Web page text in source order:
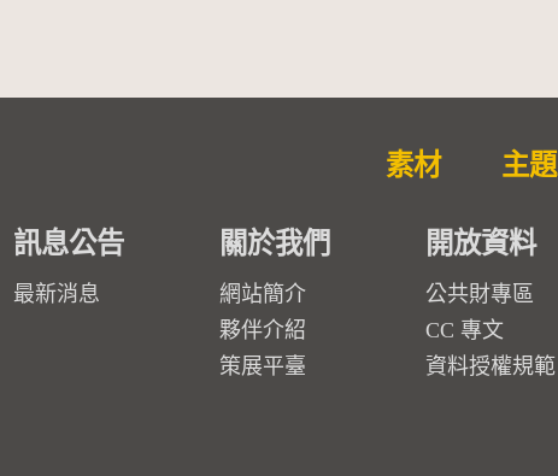
素材 主題
訊息公告
最新消息
關於我們
網站簡介
夥伴介紹
策展平臺
開放資料
公共財專區
CC 專文
資料授權規範